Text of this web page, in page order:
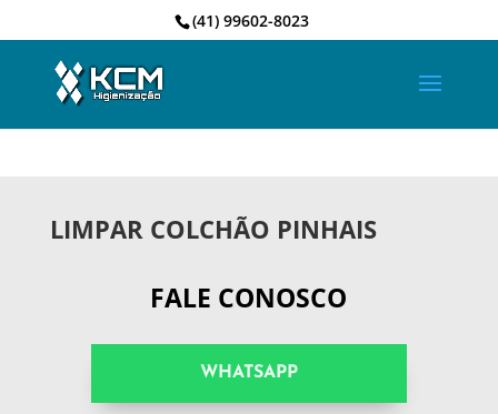
(41) 99602-8023
LIMPAR COLCHÃO PINHAIS
FALE CONOSCO
WHATSAPP